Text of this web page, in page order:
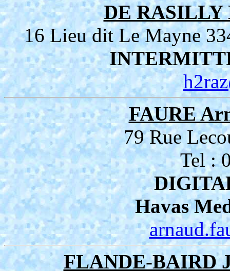
DE RASILLY
16 Lieu dit Le Mayne
FAURE
79 Rue
Tel :
Havas
FLANDE-BAIRD